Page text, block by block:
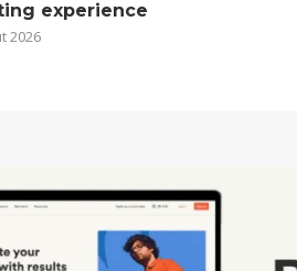
experience
2026